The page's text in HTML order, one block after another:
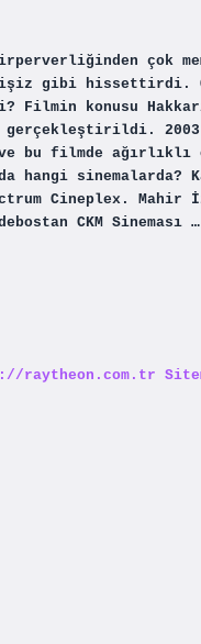
çok
gibi hissettirdi.
Filmin konusu
gerçekleştirildi.
bu filmde ağırlıklı
sinemalarda?
Cineplex. Mahir
CKM Sineması
raytheon.com.tr